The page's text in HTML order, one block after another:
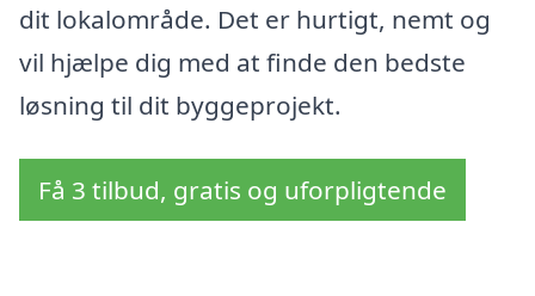
dit lokalområde. Det er hurtigt, nemt og
vil hjælpe dig med at finde den bedste
løsning til dit byggeprojekt.
Få 3 tilbud, gratis og uforpligtende